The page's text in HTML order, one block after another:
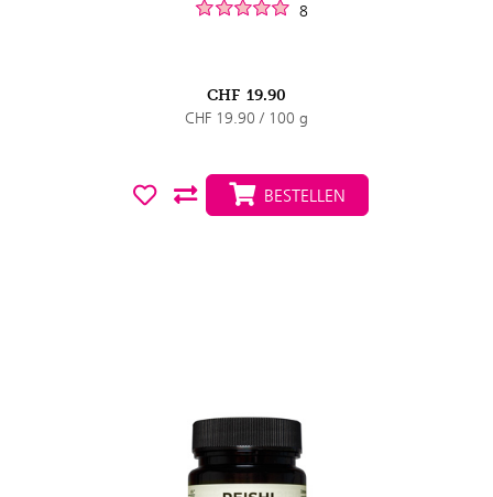
8
CHF 19.90
CHF 19.90 / 100 g
BESTELLEN